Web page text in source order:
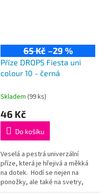
65 Kč –29 %
Příze DROPS Fiesta uni
colour 10 - černá
Skladem (99 ks)
46 Kč
Do košíku
Veselá a pestrá univerzální
příze, která je hřejivá a měkká
na dotek. Hodí se nejen na
ponožky, ale také na svetry,
kardigany či čepice! Složení: